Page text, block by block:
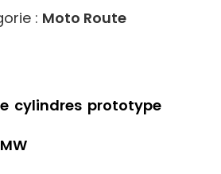
: Moto Route
cylindres prototype